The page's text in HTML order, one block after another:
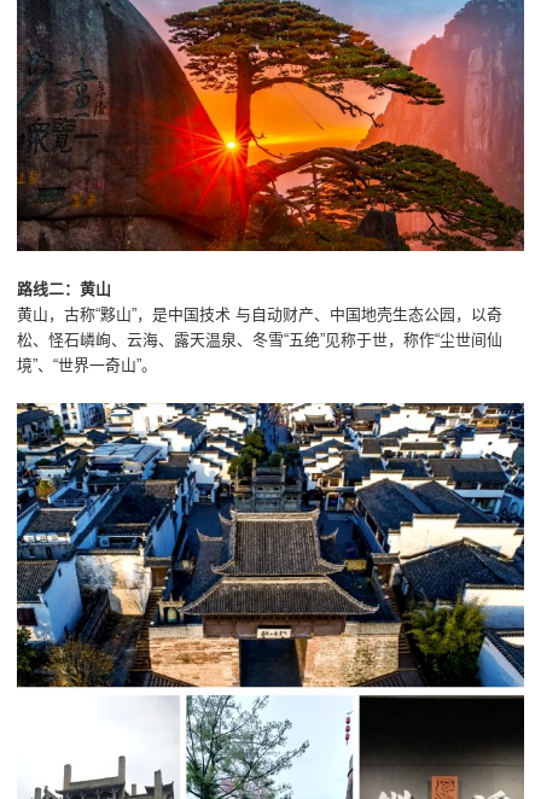
路线二：黄山
黄山，古称“黟山”，是中国技术 与自动财产、中国地壳生态公园，以奇
松、怪石嶙峋、云海、露天温泉、冬雪“五绝”见称于世，称作“尘世间仙
境”、“世界一奇山”。